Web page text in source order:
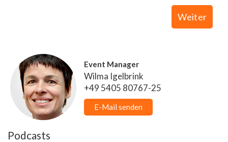
Weiter
Event Manager
Wilma Igelbrink
+49 5405 80767-25
E-Mail senden
Podcasts